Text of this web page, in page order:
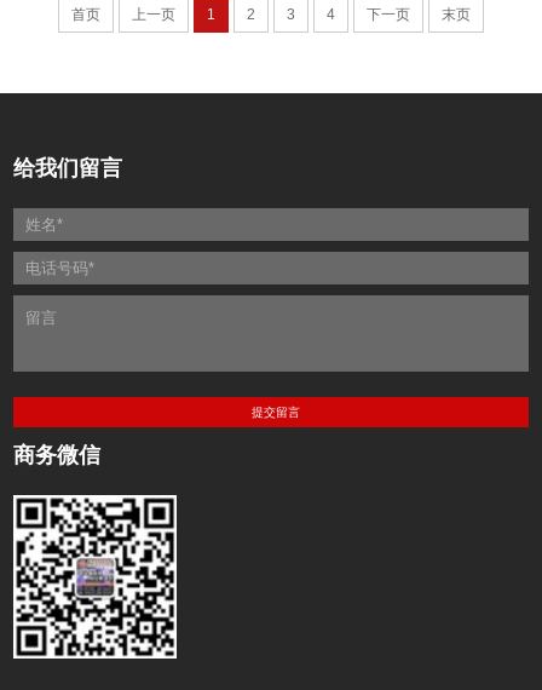
首页 上一页 1 2 3 4 下一页 末页
给我们留言
商务微信